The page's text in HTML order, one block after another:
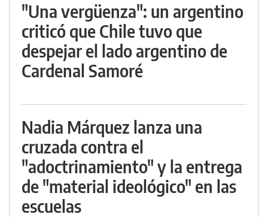
"Una vergüenza": un argentino
criticó que Chile tuvo que
despejar el lado argentino de
Cardenal Samoré
Nadia Márquez lanza una
cruzada contra el
"adoctrinamiento" y la entrega
de "material ideológico" en las
escuelas